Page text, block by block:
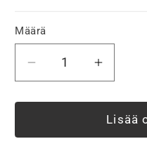
Määrä
Vähennä
tuotteen
Seinävalaisin
Diva,
Lisää
tuotteen
Diva,
Lisää